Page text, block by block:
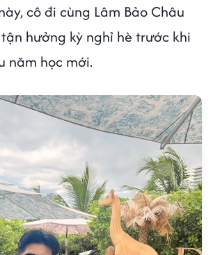
cô đi cùng Lâm Bảo Châu
hưởng kỳ nghỉ hè trước khi
năm học mới.